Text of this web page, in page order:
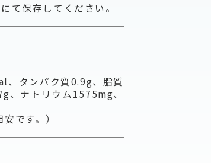
て保存してください。
タンパク質0.9g、脂質
、ナトリウム1575mg、
です。）